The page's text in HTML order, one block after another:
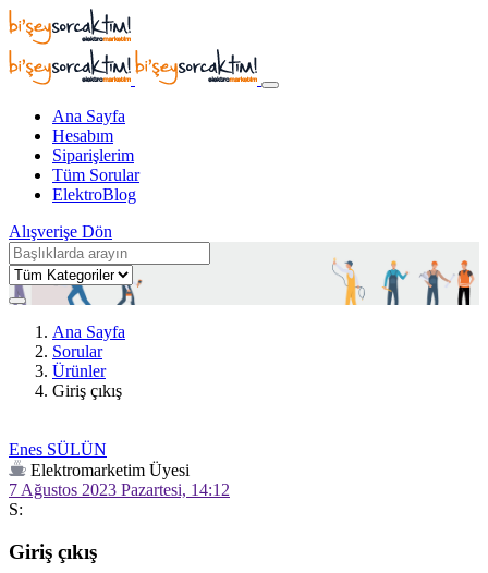
Ana Sayfa
Hesabım
Siparişlerim
Tüm Sorular
ElektroBlog
Alışverişe Dön
Ana Sayfa
Sorular
Ürünler
Giriş çıkış
Enes SÜLÜN
Elektromarketim Üyesi
7 Ağustos 2023 Pazartesi, 14:12
S:
Giriş çıkış